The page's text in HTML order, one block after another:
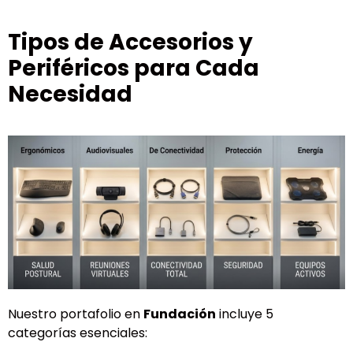
Tipos de Accesorios y
Periféricos para Cada
Necesidad
Nuestro portafolio en Fundación incluye 5
categorías esenciales: